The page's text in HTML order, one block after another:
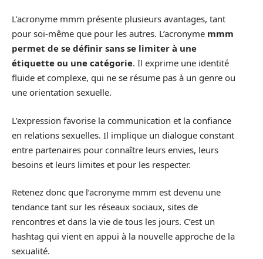
L’acronyme mmm présente plusieurs avantages, tant
pour soi-même que pour les autres. L’acronyme mmm
permet de se définir sans se limiter à une
étiquette ou une catégorie. Il exprime une identité
fluide et complexe, qui ne se résume pas à un genre ou
une orientation sexuelle.
L’expression favorise la communication et la confiance
en relations sexuelles. Il implique un dialogue constant
entre partenaires pour connaître leurs envies, leurs
besoins et leurs limites et pour les respecter.
Retenez donc que l’acronyme mmm est devenu une
tendance tant sur les réseaux sociaux, sites de
rencontres et dans la vie de tous les jours. C’est un
hashtag qui vient en appui à la nouvelle approche de la
sexualité.